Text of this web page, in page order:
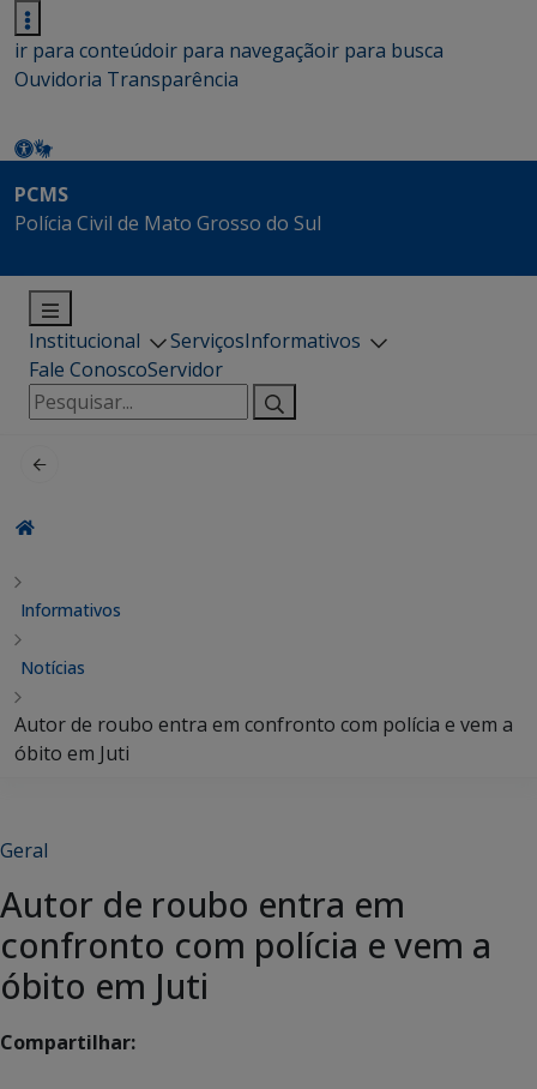
ir para conteúdoir para navegaçãoir para busca
Ouvidoria Transparência
PCMS
Polícia Civil de Mato Grosso do Sul
Institucional ServiçosInformativos
Fale ConoscoServidor
Pesquisar
por:
Informativos
Notícias
Autor de roubo entra em confronto com polícia e vem a
óbito em Juti
Geral
Autor de roubo entra em
confronto com polícia e vem a
óbito em Juti
Compartilhar: